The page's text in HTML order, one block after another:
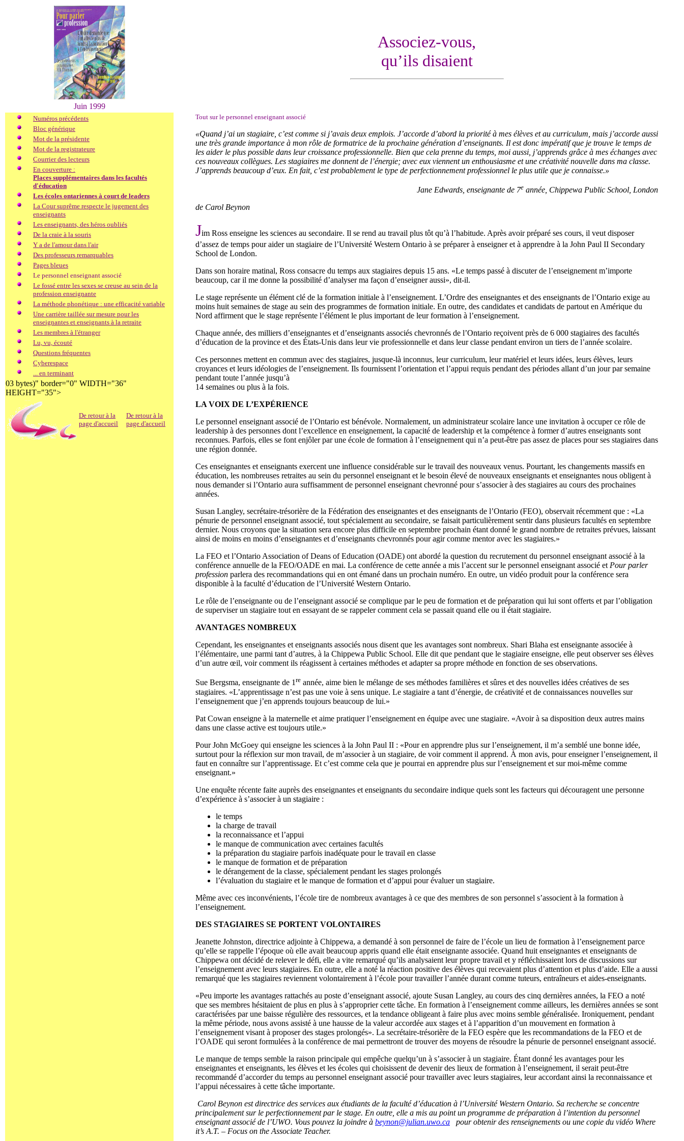
Juin 1999
Associez-vous,
qu’ils disaient
Numéros précédents
Bloc générique
Mot de la présidente
Mot de la registrateure
Courrier des lecteurs
En couverture :
Places supplémentaires dans les facultés
d'éducation
Les écoles ontariennes à court de leaders
La Cour suprême respecte le jugement des
enseignants
Les enseignants, des héros oubliés
De la craie à la souris
Y a de l'amour dans l'air
Des professeurs remarquables
Pages bleues
Le personnel enseignant associé
Le fossé entre les sexes se creuse au sein de la
profession enseignante
La méthode phonétique : une efficacité variable
Une carrière taillée sur mesure pour les
enseignantes et enseignants à la retraite
Les membres à l'étranger
Lu, vu, écouté
Questions fréquentes
Cyberespace
... en terminant
03 bytes)" border="0" WIDTH="36"
HEIGHT="35">
De retour à la
page d'accueil
De retour à la
page d'accueil
Tout sur le personnel enseignant associé
«Quand j’ai un stagiaire, c’est comme si j’avais deux emplois. J’accorde d’abord la priorité à mes élèves et au curriculum, mais j’accorde aussi
une très grande importance à mon rôle de formatrice de la prochaine génération d’enseignants. Il est donc impératif que je trouve le temps de
les aider le plus possible dans leur croissance professionnelle. Bien que cela prenne du temps, moi aussi, j’apprends grâce à mes échanges avec
ces nouveaux collègues. Les stagiaires me donnent de l’énergie; avec eux viennent un enthousiasme et une créativité nouvelle dans ma classe.
J’apprends beaucoup d’eux. En fait, c’est probablement le type de perfectionnement professionnel le plus utile que je connaisse.»
Jane Edwards, enseignante de 7e année, Chippewa Public School, London
de Carol Beynon
Jim Ross enseigne les sciences au secondaire. Il se rend au travail plus tôt qu’à l’habitude. Après avoir préparé ses cours, il veut disposer
d’assez de temps pour aider un stagiaire de l’Université Western Ontario à se préparer à enseigner et à apprendre à la John Paul II Secondary
School de London.
Dans son horaire matinal, Ross consacre du temps aux stagiaires depuis 15 ans. «Le temps passé à discuter de l’enseignement m’importe
beaucoup, car il me donne la possibilité d’analyser ma façon d’enseigner aussi», dit-il.
Le stage représente un élément clé de la formation initiale à l’enseignement. L’Ordre des enseignantes et des enseignants de l’Ontario exige au
moins huit semaines de stage au sein des programmes de formation initiale. En outre, des candidates et candidats de partout en Amérique du
Nord affirment que le stage représente l’élément le plus important de leur formation à l’enseignement.
Chaque année, des milliers d’enseignantes et d’enseignants associés chevronnés de l’Ontario reçoivent près de 6 000 stagiaires des facultés
d’éducation de la province et des États-Unis dans leur vie professionnelle et dans leur classe pendant environ un tiers de l’année scolaire.
Ces personnes mettent en commun avec des stagiaires, jusque-là inconnus, leur curriculum, leur matériel et leurs idées, leurs élèves, leurs
croyances et leurs idéologies de l’enseignement. Ils fournissent l’orientation et l’appui requis pendant des périodes allant d’un jour par semaine
pendant toute l’année jusqu’à
14 semaines ou plus à la fois.
LA VOIX DE L’EXPÉRIENCE
Le personnel enseignant associé de l’Ontario est bénévole. Normalement, un administrateur scolaire lance une invitation à occuper ce rôle de
leadership à des personnes dont l’excellence en enseignement, la capacité de leadership et la compétence à former d’autres enseignants sont
reconnues. Parfois, elles se font enjôler par une école de formation à l’enseignement qui n’a peut-être pas assez de places pour ses stagiaires dans
une région donnée.
Ces enseignantes et enseignants exercent une influence considérable sur le travail des nouveaux venus. Pourtant, les changements massifs en
éducation, les nombreuses retraites au sein du personnel enseignant et le besoin élevé de nouveaux enseignants et enseignantes nous obligent à
nous demander si l’Ontario aura suffisamment de personnel enseignant chevronné pour s’associer à des stagiaires au cours des prochaines
années.
Susan Langley, secrétaire-trésorière de la Fédération des enseignantes et des enseignants de l’Ontario (FEO), observait récemment que : «La
pénurie de personnel enseignant associé, tout spécialement au secondaire, se faisait particulièrement sentir dans plusieurs facultés en septembre
dernier. Nous croyons que la situation sera encore plus difficile en septembre prochain étant donné le grand nombre de retraites prévues, laissant
ainsi de moins en moins d’enseignantes et d’enseignants chevronnés pour agir comme mentor avec les stagiaires.»
La FEO et l’Ontario Association of Deans of Education (OADE) ont abordé la question du recrutement du personnel enseignant associé à la
conférence annuelle de la FEO/OADE en mai. La conférence de cette année a mis l’accent sur le personnel enseignant associé et Pour parler
profession parlera des recommandations qui en ont émané dans un prochain numéro. En outre, un vidéo produit pour la conférence sera
disponible à la faculté d’éducation de l’Université Western Ontario.
Le rôle de l’enseignante ou de l’enseignant associé se complique par le peu de formation et de préparation qui lui sont offerts et par l’obligation
de superviser un stagiaire tout en essayant de se rappeler comment cela se passait quand elle ou il était stagiaire.
AVANTAGES NOMBREUX
Cependant, les enseignantes et enseignants associés nous disent que les avantages sont nombreux. Shari Blaha est enseignante associée à
l’élémentaire, une parmi tant d’autres, à la Chippewa Public School. Elle dit que pendant que le stagiaire enseigne, elle peut observer ses élèves
d’un autre œil, voir comment ils réagissent à certaines méthodes et adapter sa propre méthode en fonction de ses observations.
Sue Bergsma, enseignante de 1re année, aime bien le mélange de ses méthodes familières et sûres et des nouvelles idées créatives de ses
stagiaires. «L’apprentissage n’est pas une voie à sens unique. Le stagiaire a tant d’énergie, de créativité et de connaissances nouvelles sur
l’enseignement que j’en apprends toujours beaucoup de lui.»
Pat Cowan enseigne à la maternelle et aime pratiquer l’enseignement en équipe avec une stagiaire. «Avoir à sa disposition deux autres mains
dans une classe active est toujours utile.»
Pour John McGoey qui enseigne les sciences à la John Paul II : «Pour en apprendre plus sur l’enseignement, il m’a semblé une bonne idée,
surtout pour la réflexion sur mon travail, de m’associer à un stagiaire, de voir comment il apprend. À mon avis, pour enseigner l’enseignement, il
faut en connaître sur l’apprentissage. Et c’est comme cela que je pourrai en apprendre plus sur l’enseignement et sur moi-même comme
enseignant.»
Une enquête récente faite auprès des enseignantes et enseignants du secondaire indique quels sont les facteurs qui découragent une personne
d’expérience à s’associer à un stagiaire :
le temps
la charge de travail
la reconnaissance et l’appui
le manque de communication avec certaines facultés
la préparation du stagiaire parfois inadéquate pour le travail en classe
le manque de formation et de préparation
le dérangement de la classe, spécialement pendant les stages prolongés
l’évaluation du stagiaire et le manque de formation et d’appui pour évaluer un stagiaire.
Même avec ces inconvénients, l’école tire de nombreux avantages à ce que des membres de son personnel s’associent à la formation à
l’enseignement.
DES STAGIAIRES SE PORTENT VOLONTAIRES
Jeanette Johnston, directrice adjointe à Chippewa, a demandé à son personnel de faire de l’école un lieu de formation à l’enseignement parce
qu’elle se rappelle l’époque où elle avait beaucoup appris quand elle était enseignante associée. Quand huit enseignantes et enseignants de
Chippewa ont décidé de relever le défi, elle a vite remarqué qu’ils analysaient leur propre travail et y réfléchissaient lors de discussions sur
l’enseignement avec leurs stagiaires. En outre, elle a noté la réaction positive des élèves qui recevaient plus d’attention et plus d’aide. Elle a aussi
remarqué que les stagiaires reviennent volontairement à l’école pour travailler l’année durant comme tuteurs, entraîneurs et aides-enseignants.
«Peu importe les avantages rattachés au poste d’enseignant associé, ajoute Susan Langley, au cours des cinq dernières années, la FEO a noté
que ses membres hésitaient de plus en plus à s’approprier cette tâche. En formation à l’enseignement comme ailleurs, les dernières années se sont
caractérisées par une baisse régulière des ressources, et la tendance obligeant à faire plus avec moins semble généralisée. Ironiquement, pendant
la même période, nous avons assisté à une hausse de la valeur accordée aux stages et à l’apparition d’un mouvement en formation à
l’enseignement visant à proposer des stages prolongés». La secrétaire-trésorière de la FEO espère que les recommandations de la FEO et de
l’OADE qui seront formulées à la conférence de mai permettront de trouver des moyens de résoudre la pénurie de personnel enseignant associé.
Le manque de temps semble la raison principale qui empêche quelqu’un à s’associer à un stagiaire. Étant donné les avantages pour les
enseignantes et enseignants, les élèves et les écoles qui choisissent de devenir des lieux de formation à l’enseignement, il serait peut-être
recommandé d’accorder du temps au personnel enseignant associé pour travailler avec leurs stagiaires, leur accordant ainsi la reconnaissance et
l’appui nécessaires à cette tâche importante.
Carol Beynon est directrice des services aux étudiants de la faculté d’éducation à l’Université Western Ontario. Sa recherche se concentre
principalement sur le perfectionnement par le stage. En outre, elle a mis au point un programme de préparation à l’intention du personnel
enseignant associé de l’UWO. Vous pouvez la joindre à beynon@julian.uwo.ca pour obtenir des renseignements ou une copie du vidéo Where
it’s A.T. – Focus on the Associate Teacher.